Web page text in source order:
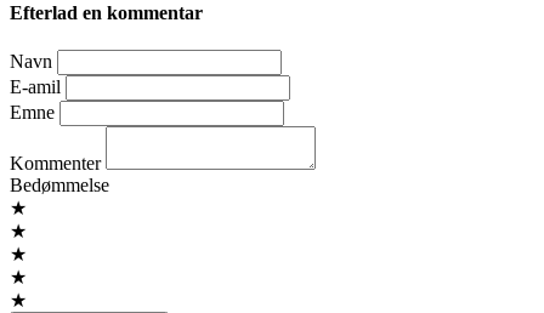
Efterlad en kommentar
Navn
E-amil
Emne
Kommenter
Bedømmelse
★
★
★
★
★